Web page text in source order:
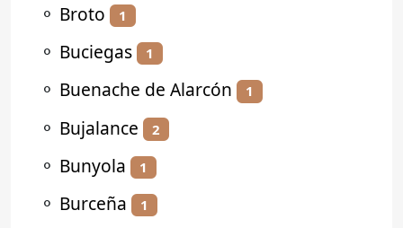
⚬ Broto 1
⚬ Buciegas 1
⚬ Buenache de Alarcón 1
⚬ Bujalance 2
⚬ Bunyola 1
⚬ Burceña 1